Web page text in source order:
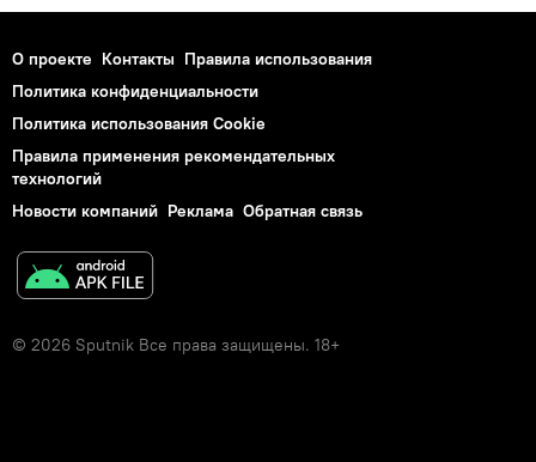
О проекте Контакты Правила использования
Политика конфиденциальности
Политика использования Cookie
Правила применения рекомендательных
технологий
Новости компаний Реклама Обратная связь
© 2026 Sputnik Все права защищены. 18+